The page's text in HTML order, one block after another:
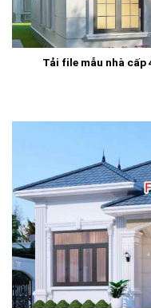
Tải file mẫu nhà cấp